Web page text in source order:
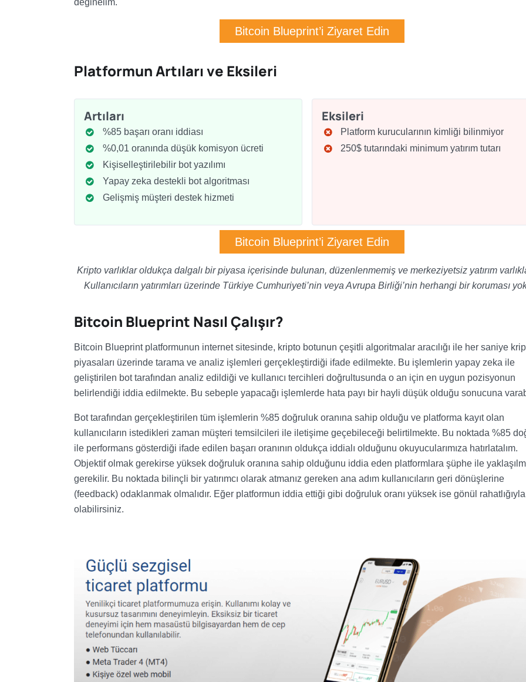
değinelim.
Bitcoin Blueprint’i Ziyaret Edin
Platformun Artıları ve Eksileri
Artıları
%85 başarı oranı iddiası
%0,01 oranında düşük komisyon ücreti
Kişiselleştirilebilir bot yazılımı
Yapay zeka destekli bot algoritması
Gelişmiş müşteri destek hizmeti
Eksileri
Platform kurucularının kimliği bilinmiyor
250$ tutarındaki minimum yatırım tutarı
Bitcoin Blueprint’i Ziyaret Edin
Kripto varlıklar oldukça dalgalı bir piyasa içerisinde bulunan, düzenlenmemiş ve merkeziyetsiz yatırım
Kullanıcıların yatırımları üzerinde Türkiye Cumhuriyeti’nin veya Avrupa Birliği’nin herhangi bir koruması
Bitcoin Blueprint Nasıl Çalışır?
Bitcoin Blueprint platformunun internet sitesinde, kripto botunun çeşitli algoritmalar aracılığı ile her saniye
piyasaları üzerinde tarama ve analiz işlemleri gerçekleştirdiği ifade edilmekte. Bu işlemlerin yapay zeka ile
geliştirilen bot tarafından analiz edildiği ve kullanıcı tercihleri doğrultusunda o an için en uygun pozisyonun
belirlendiği iddia edilmekte. Bu sebeple yapacağı işlemlerde hata payı bir hayli düşük olduğu sonucuna
Bot tarafından gerçekleştirilen tüm işlemlerin %85 doğruluk oranına sahip olduğu ve platforma kayıt olan
kullanıcıların istedikleri zaman müşteri temsilcileri ile iletişime geçebileceği belirtilmekte. Bu noktada %85
ile performans gösterdiği ifade edilen başarı oranının oldukça iddialı olduğunu okuyucularımıza hatırlatalım.
Objektif olmak gerekirse yüksek doğruluk oranına sahip olduğunu iddia eden platformlara şüphe ile
gerekilir. Bu noktada bilinçli bir yatırımcı olarak atmanız gereken ana adım kullanıcıların geri dönüşlerine
(feedback) odaklanmak olmalıdır. Eğer platformun iddia ettiği gibi doğruluk oranı yüksek ise gönül rahatlığıyla
olabilirsiniz.